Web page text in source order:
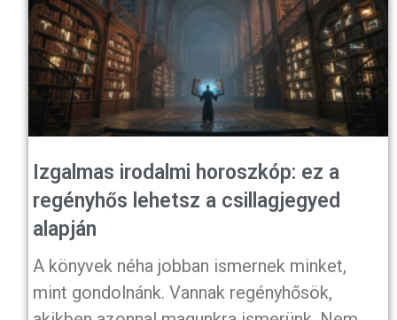
Izgalmas irodalmi horoszkóp: ez a
regényhős lehetsz a csillagjegyed
alapján
A könyvek néha jobban ismernek minket,
mint gondolnánk. Vannak regényhősök,